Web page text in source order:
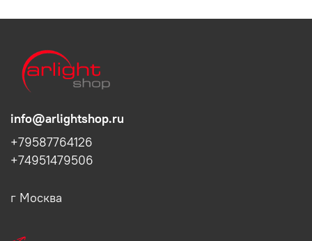
info@arlightshop.ru
+79587764126
+74951479506
г Москва